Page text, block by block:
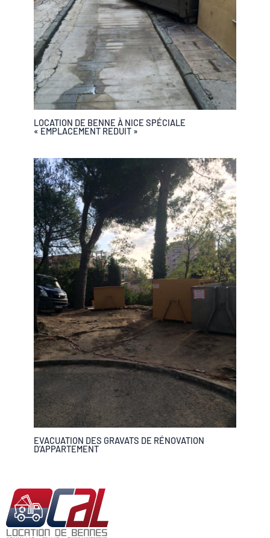
LOCATION DE BENNE À NICE SPÉCIALE
« EMPLACEMENT REDUIT »
EVACUATION DES GRAVATS DE RÉNOVATION
D’APPARTEMENT